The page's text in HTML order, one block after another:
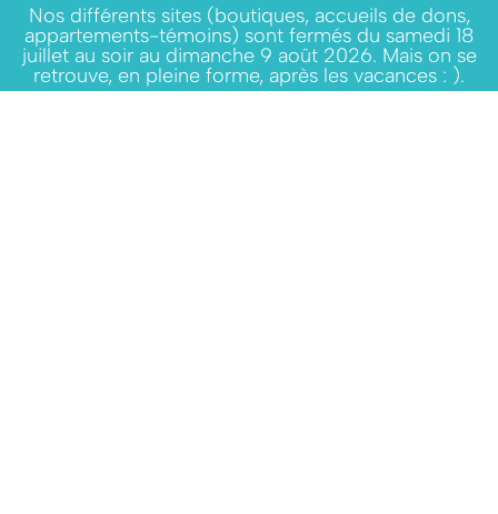
Nos différents sites (boutiques, accueils de dons,
appartements-témoins) sont fermés du samedi 18
juillet au soir au dimanche 9 août 2026. Mais on se
retrouve, en pleine forme, après les vacances : ).